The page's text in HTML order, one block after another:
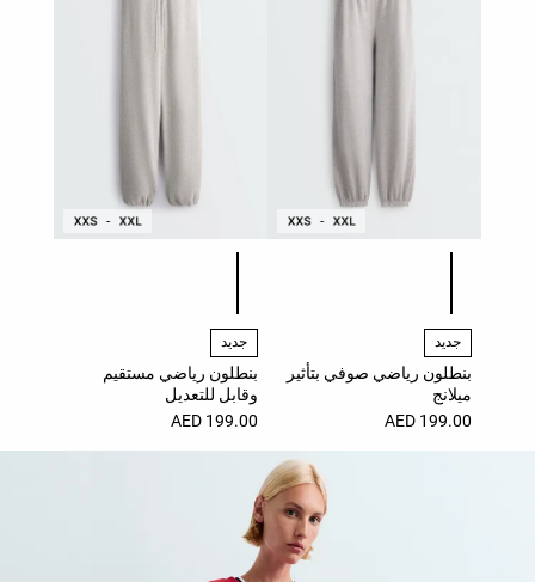
قائمة ألوان المنتج
جديد
بنطلون رياضي صوفي بتأثير
ميلانج
199.00 AED
قائمة ألوان المنتج
جديد
بنطلون رياضي مستقيم
وقابل للتعديل
199.00 AED